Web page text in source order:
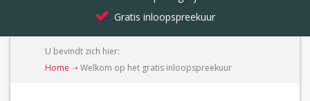
Gratis inloopspreekuur
U bevindt zich hier:
Home ➝ Welkom op het gratis inloopspreekuur